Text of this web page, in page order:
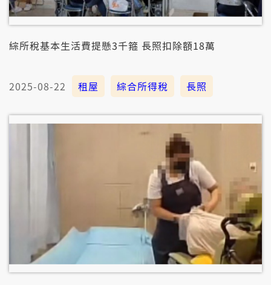
綜所稅基本生活費提懸3千箍 長照扣除額18萬
2025-08-22 租屋 綜合所得稅 長照